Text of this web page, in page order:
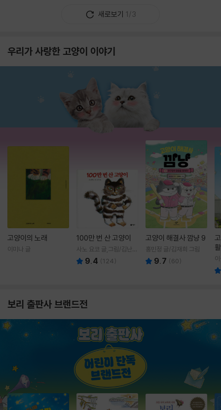
새로보기 1/3
우리가 사랑한 고양이 이야기
고양이의 노래
이미나 글
100만 번 산 고양이
사노 요코 글,그림/김난주
역 9.4 (124)
고양이 해결사 깜냥 9
홍민정 글/김재희 그림
9.7 (60)
보리 출판사 브랜드전